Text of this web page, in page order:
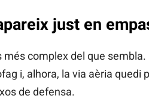
just en
més complex del que
i, alhora, la via aèria
de defensa.